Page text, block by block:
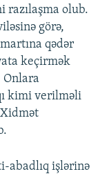
razılaşma olub.
görə,
qədər
keçirmək
Onlara
kimi verilməli
abadlıq işlərinə